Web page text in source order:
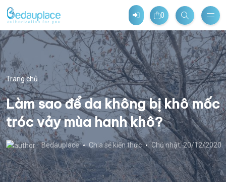
0
Trang chủ
Làm sao để da không bị khô mốc
tróc vảy mùa hanh khô?
Bedauplace Chia sẻ kiến thức Chủ nhật, 20/12/2020